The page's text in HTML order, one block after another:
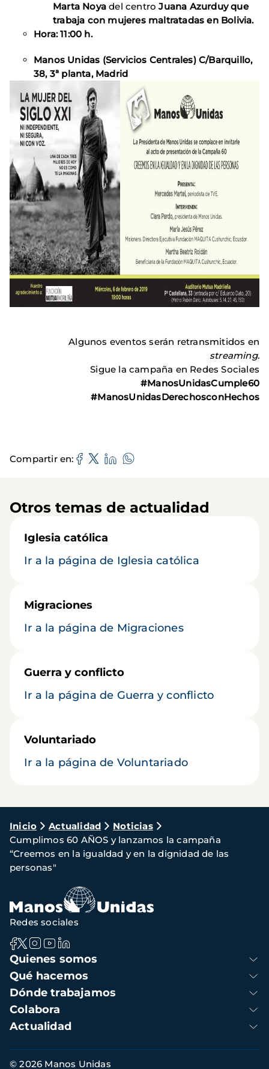
Marta Noyadel centroJuana Azurduy que
trabaja con mujeres maltratadas en Bolivia.
Hora: 11:00 h.
Manos Unidas (Servicios Centrales) C/Barquillo,
38, 3ª planta, Madrid
Algunos eventos serán retransmitidos en
streaming.
Sigue la campaña en Redes Sociales
#ManosUnidasCumple60
#ManosUnidasDerechosconHechos
Compartir en
Otros temas de actualidad
Iglesia católica
Ir a la página de Iglesia católica
Migraciones
Ir a la página de Migraciones
Guerra y conflicto
Ir a la página de Guerra y conflicto
Voluntariado
Ir a la página de Voluntariado
Ruta
de
navegación
Inicio Actualidad
Noticias
Cumplimos 60 AÑOS y lanzamos la campaña
“Creemos en la igualdad y en la dignidad de las
personas"
Navegación
principal
Quienes somos
Qué hacemos
Dónde trabajamos
Colabora
Actualidad
Redes sociales
Información
© 2026 Manos Unidas